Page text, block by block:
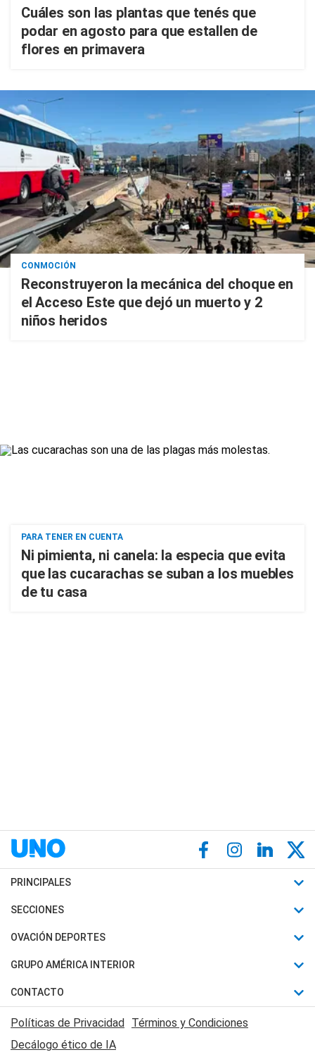
Cuáles son las plantas que tenés que
podar en agosto para que estallen de
flores en primavera
CONMOCIÓN
Reconstruyeron la mecánica del choque en
el Acceso Este que dejó un muerto y 2
niños heridos
PARA TENER EN CUENTA
Ni pimienta, ni canela: la especia que evita
que las cucarachas se suban a los muebles
de tu casa
PRINCIPALES
Últimas Noticias
Política
Judiciales
Economia
SECCIONES
Horóscopo
Motores
Trucos caseros
Series y Películas
Edictos y Solicitadas
OVACIÓN DEPORTES
Fútbol
Mundial
Automovilismo
Rugby
GRUPO AMÉRICA INTERIOR
Canal 7 en Vivo
CONTACTO
Acerca de Nosotros
Contactanos
Políticas de Privacidad Términos y Condiciones
Decálogo ético de IA